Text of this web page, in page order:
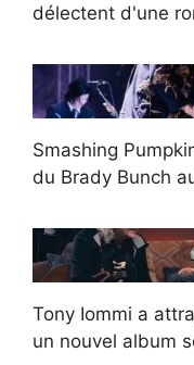
délectent d'une
Smashing
du Brady Bunch
Tony Iommi a
un nouvel album